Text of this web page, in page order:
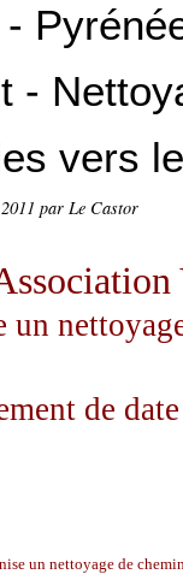
-
vers
par Le Castor
un
de
un nettoyage de